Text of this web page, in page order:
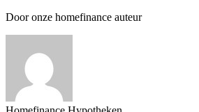
Door onze homefinance auteur